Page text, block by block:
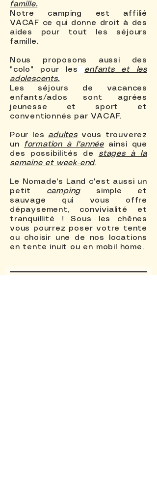
famille.
Notre camping est affilié
VACAF ce qui donne droit à des
aides pour tout les séjours
famille.
​Nous proposons aussi des
"colo" pour les
enfantset les
adolescents.
Les séjours de vacances
enfants/ados sont agrées
jeunesse et sport et
conventionnés par VACAF.
Pour les adultesvous trouverez
un formation à l'année ainsi que
des possibilités de stages à la
semaine et week-end.
Le Nomade's Land c'est aussi un
petit camping simple et
sauvage qui vous offre
dépaysement, convivialité et
tranquillité ! Sous les chênes
vous pourrez poser votre tente
ou choisir une de nos locations
en tente inuit ou en mobil home.